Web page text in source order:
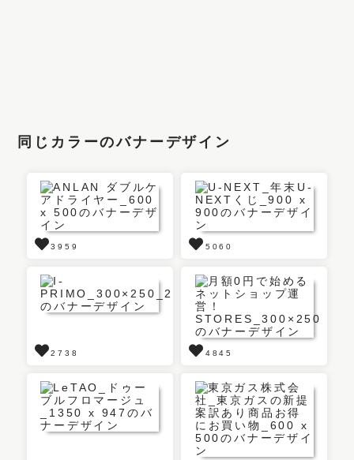
同じカラーのバナーデザイン
3959 5060
2738 4845